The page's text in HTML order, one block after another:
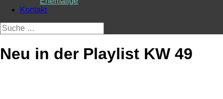
Kontakt
Suche
nach:
Neu in der Playlist KW 49